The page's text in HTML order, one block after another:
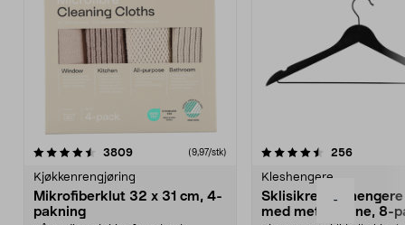
-
3809anmeldelser(9,97/stk)
Kjøkkenrengjøring
Mikrofiberklut 32 x 31 cm, 4-
pakning
4.5av 5 stjerner 256
Kleshengere
Sklisikre
med metallpinne, 8-
4.5av 5 stjerner